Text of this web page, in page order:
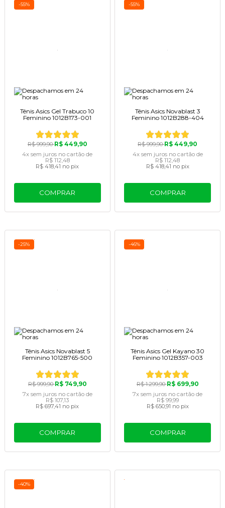
-55%
Tênis Asics Gel Trabuco 10
Feminino 1012B173-001
R$ 999,90R$ 449,90
4x sem juros no cartão de
R$ 112,48
R$ 418,41 no pix
COMPRAR
-55%
Tênis Asics Novablast 3
Feminino 1012B288-404
R$ 999,90R$ 449,90
4x sem juros no cartãode
R$ 112,48
R$ 418,41 no pix
COMPRAR
-25%
Tênis Asics Novablast 5
Feminino 1012B765-500
R$ 999,90R$ 749,90
7x sem juros no cartãode
R$ 107,13
R$ 697,41 no pix
COMPRAR
-46%
Tênis Asics Gel Kayano 30
Feminino 1012B357-003
R$ 1.299,90R$ 699,90
7x sem juros no cartão de
R$ 99,99
R$ 650,91 no pix
COMPRAR
-40%